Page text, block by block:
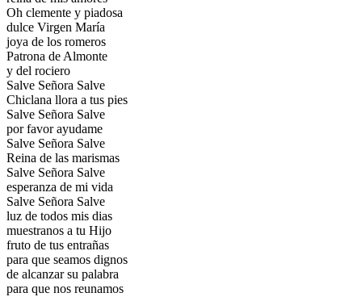
Oh clemente y piadosa
dulce Virgen María
joya de los romeros
Patrona de Almonte
y del rociero
Salve Señora Salve
Chiclana llora a tus pies
Salve Señora Salve
por favor ayudame
Salve Señora Salve
Reina de las marismas
Salve Señora Salve
esperanza de mi vida
Salve Señora Salve
luz de todos mis dias
muestranos a tu Hijo
fruto de tus entrañas
para que seamos dignos
de alcanzar su palabra
para que nos reunamos